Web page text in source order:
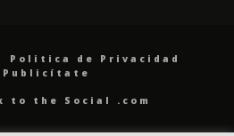
Politica de Privacidad
Publicítate
to the Social .com